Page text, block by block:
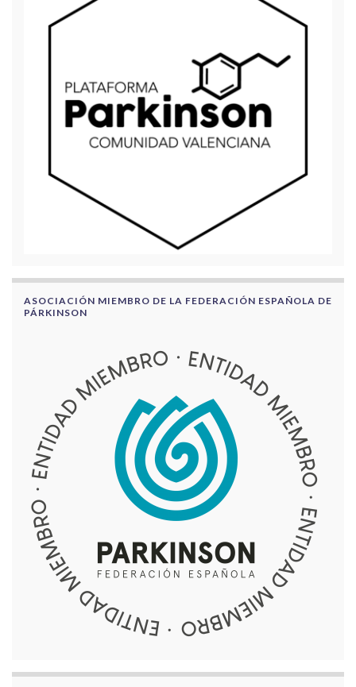
ASOCIACIÓN MIEMBRO DE LA FEDERACIÓN ESPAÑOLA DE
PÁRKINSON